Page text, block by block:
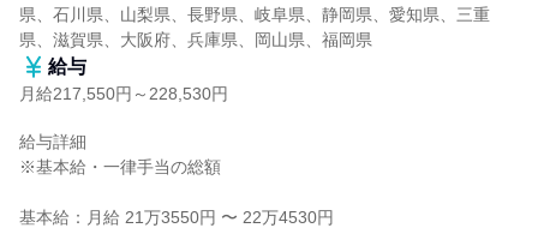
県、石川県、山梨県、長野県、岐阜県、静岡県、愛知県、三重
県、滋賀県、大阪府、兵庫県、岡山県、福岡県
給与
月給217,550円～228,530円
給与詳細
※基本給・一律手当の総額
基本給：月給 21万3550円 〜 22万4530円